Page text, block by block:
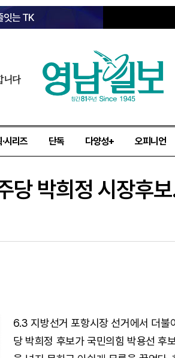
잇는 TK
니다
시리즈 단독 다양성+ 오피니언
당 박희정 시장후
6.3 지방선거 포항시장 선거에서 더불
당 박희정 후보가 국민의힘 박용선 후